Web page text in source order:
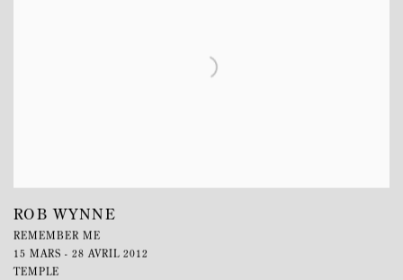
ROB WYNNE
REMEMBER ME
15 MARS - 28 AVRIL 2012
TEMPLE